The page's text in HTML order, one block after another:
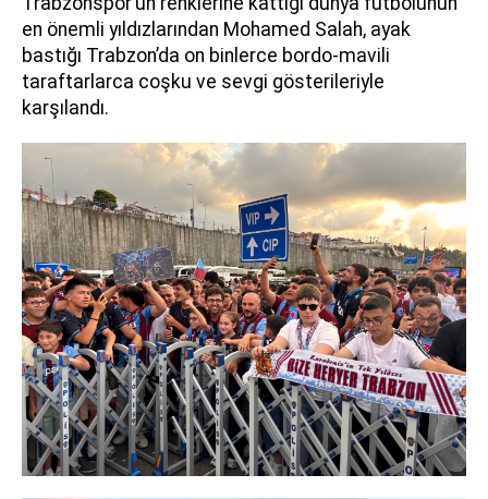
en önemli yıldızlarından Mohamed Salah, ayak
bastığı Trabzon’da on binlerce bordo-mavili
taraftarlarca coşku ve sevgi gösterileriyle
karşılandı.